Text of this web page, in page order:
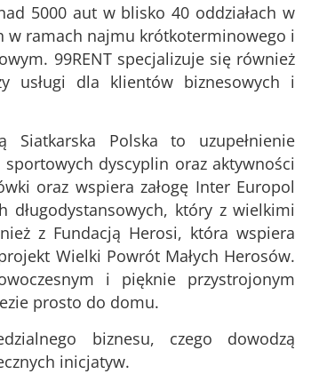
5000 aut w blisko 40 oddziałach w
w ramach najmu krótkoterminowego i
99RENT specjalizuje się również
usługi dla klientów biznesowych i
Polska to uzupełnienie
dyscyplin oraz aktywności
oraz wspiera załogę Inter Europol
który z wielkimi
z Fundacją Herosi, która wspiera
Wielki Powrót Małych Herosów.
i pięknie przystrojonym
prosto do domu.
biznesu, czego dowodzą
inicjatyw.